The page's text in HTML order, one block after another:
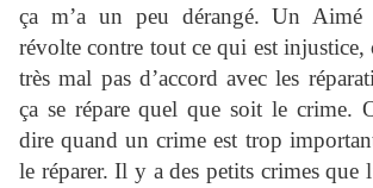
ça m’a un peu dérangé. Un Aimé
révolte contre tout ce qui est
très mal pas d’accord avec les
ça se répare quel que soit le crime.
dire quand un crime est trop
le réparer. Il y a des petits crimes que